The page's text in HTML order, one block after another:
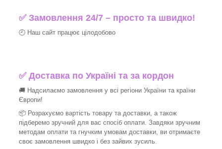
✅ Замовлення 24/7 – просто та швидко!
🕘 Наш сайт працює цілодобово
✅ Доставка по Україні та за кордон
🚚 Надсилаємо замовлення у всі регіони України та країни
Європи!
📦 Розрахуємо вартість товару та доставки, а також
підберемо зручний для вас спосіб оплати. Завдяки зручним
методам оплати та гнучким умовам доставки, ви отримаєте
своє замовлення швидко і без зайвих зусиль.